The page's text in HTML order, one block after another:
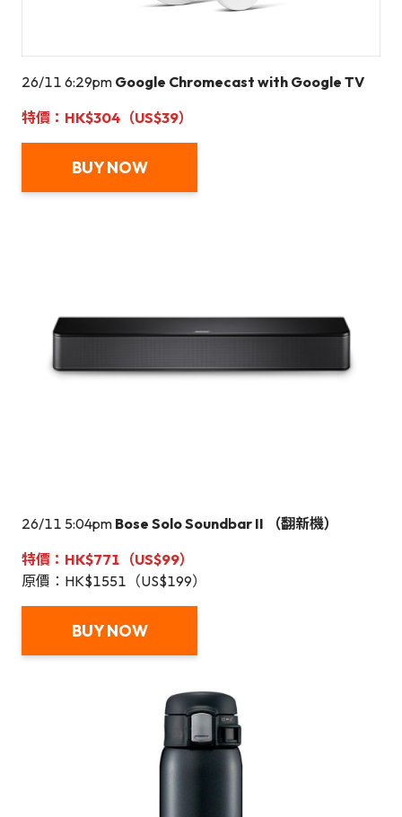
26/11 6:29pm Google Chromecast with Google TV
特價：HK$304（US$39）
BUY NOW
26/11 5:04pm Bose Solo Soundbar II （翻新機）
特價：HK$771（US$99）
原價：HK$1551（US$199）
BUY NOW